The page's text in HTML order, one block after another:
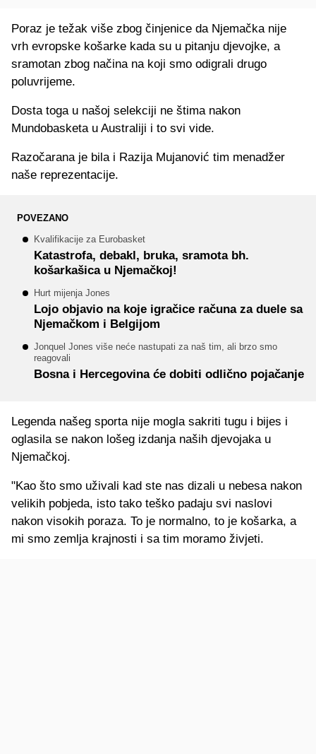
Poraz je težak više zbog činjenice da Njemačka nije
vrh evropske košarke kada su u pitanju djevojke, a
sramotan zbog načina na koji smo odigrali drugo
poluvrijeme.
Dosta toga u našoj selekciji ne štima nakon
Mundobasketa u Australiji i to svi vide.
Razočarana je bila i Razija Mujanović tim menadžer
naše reprezentacije.
POVEZANO
Kvalifikacije za Eurobasket
Katastrofa, debakl, bruka, sramota bh.
košarkašica u Njemačkoj!
Hurt mijenja Jones
Lojo objavio na koje igračice računa za duele sa
Njemačkom i Belgijom
Jonquel Jones više neće nastupati za naš tim, ali brzo smo
reagovali
Bosna i Hercegovina će dobiti odlično pojačanje
Legenda našeg sporta nije mogla sakriti tugu i bijes i
oglasila se nakon lošeg izdanja naših djevojaka u
Njemačkoj.
"Kao što smo uživali kad ste nas dizali u nebesa nakon
velikih pobjeda, isto tako teško padaju svi naslovi
nakon visokih poraza. To je normalno, to je košarka, a
mi smo zemlja krajnosti i sa tim moramo živjeti.